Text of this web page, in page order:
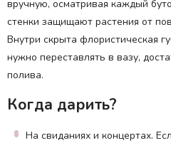
вручную, осматривая каждый
стенки защищают растения от
Внутри скрыта флористическая
нужно переставлять в вазу,
полива.
Когда дарить?
На свиданиях и концертах.